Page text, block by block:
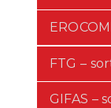
FTG –
GIFAS –